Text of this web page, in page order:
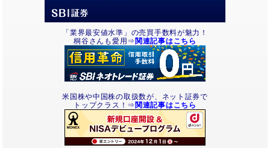
「業界最安値水準」の売買手数料が魅力！
桐谷さんも愛用⇒ 関連記事はこちら
米国株や中国株の取扱数が、ネット証券で
トップクラス！⇒ 関連記事はこちら